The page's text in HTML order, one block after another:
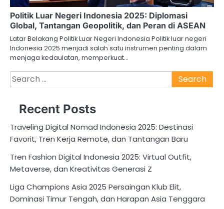
Politik Luar Negeri Indonesia 2025: Diplomasi
Global, Tantangan Geopolitik, dan Peran di ASEAN
Latar Belakang Politik Luar Negeri Indonesia Politik luar negeri
Indonesia 2025 menjadi salah satu instrumen penting dalam
menjaga kedaulatan, memperkuat…
Search
for:
Recent Posts
Traveling Digital Nomad Indonesia 2025: Destinasi
Favorit, Tren Kerja Remote, dan Tantangan Baru
Tren Fashion Digital Indonesia 2025: Virtual Outfit,
Metaverse, dan Kreativitas Generasi Z
Liga Champions Asia 2025 Persaingan Klub Elit,
Dominasi Timur Tengah, dan Harapan Asia Tenggara